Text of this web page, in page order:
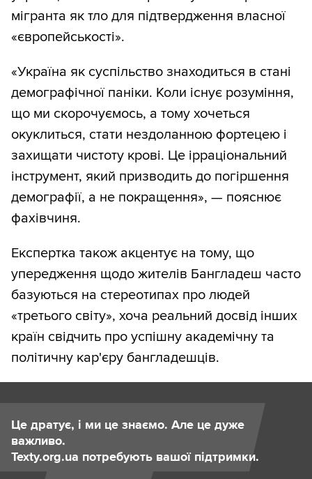
мігранта як тло для підтвердження власної
«європейськості».
«Україна як суспільство знаходиться в стані
демографічної паніки. Коли існує розуміння,
що ми скорочуємось, а тому хочеться
окуклиться, стати нездоланною фортецею і
захищати чистоту крові. Це ірраціональний
інструмент, який призводить до погіршення
демографії, а не покращення», — пояснює
фахівчиня.
Експертка також акцентує на тому, що
упередження щодо жителів Бангладеш часто
базуються на стереотипах про людей
«третього світу», хоча реальний досвід інших
країн свідчить про успішну академічну та
політичну кар'єру бангладешців.
Це дратує, і ми це знаємо. Але це дуже
важливо.
Texty.org.ua потребують вашої підтримки.